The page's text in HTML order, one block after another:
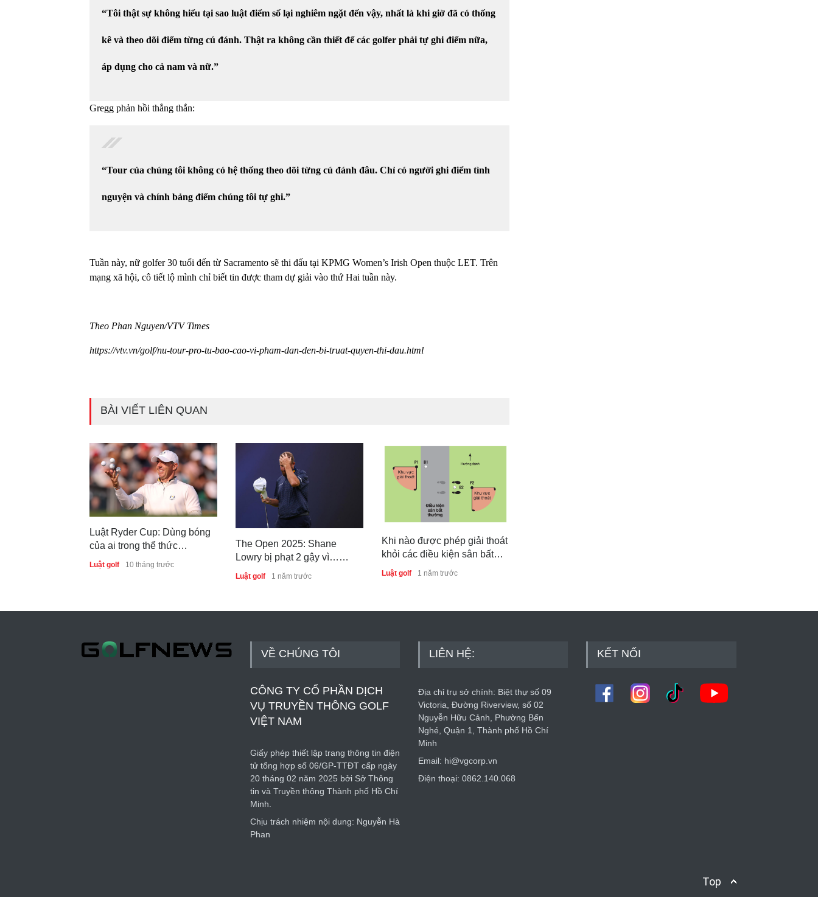
“Tôi thật sự không hiểu tại sao luật điểm số lại nghiêm ngặt đến vậy, nhất là khi giờ đã có thống
kê và theo dõi điểm từng cú đánh. Thật ra không cần thiết để các golfer phải tự ghi điểm nữa,
áp dụng cho cả nam và nữ.”
Gregg phản hồi thẳng thắn:
“Tour của chúng tôi không có hệ thống theo dõi từng cú đánh đâu. Chỉ có người ghi điểm tình
nguyện và chính bảng điểm chúng tôi tự ghi.”
Tuần này, nữ golfer 30 tuổi đến từ Sacramento sẽ thi đấu tại KPMG Women’s Irish Open thuộc LET. Trên
mạng xã hội, cô tiết lộ mình chỉ biết tin được tham dự giải vào thứ Hai tuần này.
Theo Phan Nguyen/VTV Times
https://vtv.vn/golf/nu-tour-pro-tu-bao-cao-vi-pham-dan-den-bi-truat-quyen-thi-dau.html
BÀI VIẾT LIÊN QUAN
Luật Ryder Cup: Dùng bóng
của ai trong thể thức
Foursomes?
Luật golf 10 tháng trước
The Open 2025: Shane
Lowry bị phạt 2 gậy vì…
swing nháp
Luật golf 1 năm trước
Khi nào được phép giải thoát
khỏi các điều kiện sân bất
thường trong golf?
Luật golf 1 năm trước
VỀ CHÚNG TÔI
CÔNG TY CỔ PHẦN DỊCH
VỤ TRUYỀN THÔNG GOLF
VIỆT NAM
Giấy phép thiết lập trang thông tin điện
tử tổng hợp số 06/GP-TTĐT cấp ngày
20 tháng 02 năm 2025 bởi Sở Thông
tin và Truyền thông Thành phố Hồ Chí
Minh.
Chịu trách nhiệm nội dung: Nguyễn Hà
Phan
LIÊN HỆ:
Địa chỉ trụ sở chính: Biệt thự số 09
Victoria, Đường Riverview, số 02
Nguyễn Hữu Cảnh, Phường Bến
Nghé, Quận 1, Thành phố Hồ Chí
Minh
Email: hi@vgcorp.vn
Điện thoại: 0862.140.068
KẾT NỐI
Top